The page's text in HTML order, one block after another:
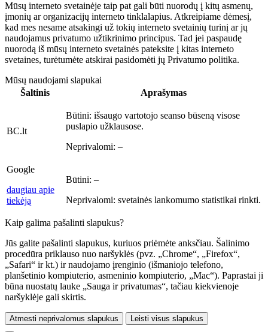
Mūsų interneto svetainėje taip pat gali būti nuorodų į kitų asmenų,
įmonių ar organizacijų interneto tinklalapius. Atkreipiame dėmesį,
kad mes nesame atsakingi už tokių interneto svetainių turinį ar jų
naudojamus privatumo užtikrinimo principus. Tad jei paspaudę
nuorodą iš mūsų interneto svetainės pateksite į kitas interneto
svetaines, turėtumėte atskirai pasidomėti jų Privatumo politika.
Mūsų naudojami slapukai
Šaltinis
Aprašymas
BC.lt
Būtini: išsaugo vartotojo seanso būseną visose
puslapio užklausose.
Neprivalomi: –
Google
daugiau apie
tiekėją
Būtini: –
Neprivalomi: svetainės lankomumo statistikai rinkti.
Kaip galima pašalinti slapukus?
Jūs galite pašalinti slapukus, kuriuos priėmėte anksčiau. Šalinimo
procedūra priklauso nuo naršyklės (pvz. „Chrome“, „Firefox“,
„Safari“ ir kt.) ir naudojamo įrenginio (išmaniojo telefono,
planšetinio kompiuterio, asmeninio kompiuterio, „Mac“). Paprastai ji
būna nuostatų lauke „Sauga ir privatumas“, tačiau kiekvienoje
naršyklėje gali skirtis.
Atmesti neprivalomus slapukus Leisti visus slapukus